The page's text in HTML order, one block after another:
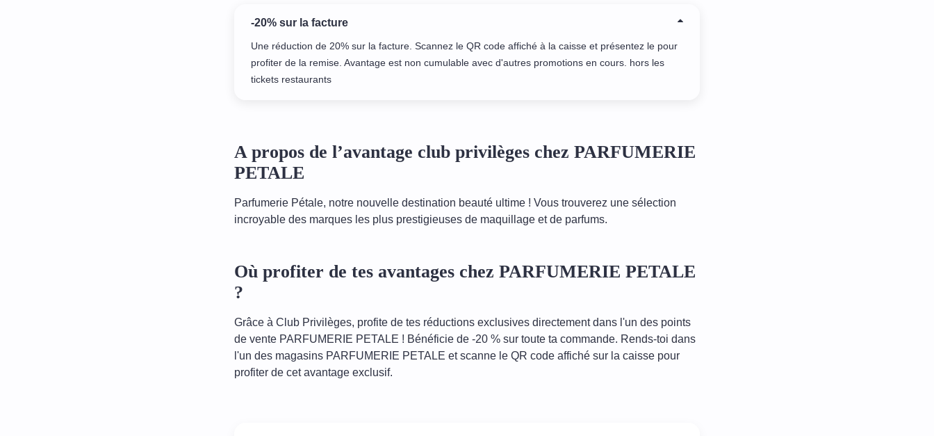
-20% sur la facture
Une réduction de 20% sur la facture. Scannez le QR code affiché à la caisse et présentez le pour
profiter de la remise. Avantage est non cumulable avec d'autres promotions en cours. hors les
tickets restaurants
A propos de l’avantage club privilèges chez PARFUMERIE
PETALE
Parfumerie Pétale, notre nouvelle destination beauté ultime ! Vous trouverez une sélection
incroyable des marques les plus prestigieuses de maquillage et de parfums.
Où profiter de tes avantages chez PARFUMERIE PETALE
?
Grâce à Club Privilèges, profite de tes réductions exclusives directement dans l'un des points
de vente PARFUMERIE PETALE ! Bénéficie de -20 % sur toute ta commande. Rends-toi dans
l'un des magasins PARFUMERIE PETALE et scanne le QR code affiché sur la caisse pour
profiter de cet avantage exclusif.